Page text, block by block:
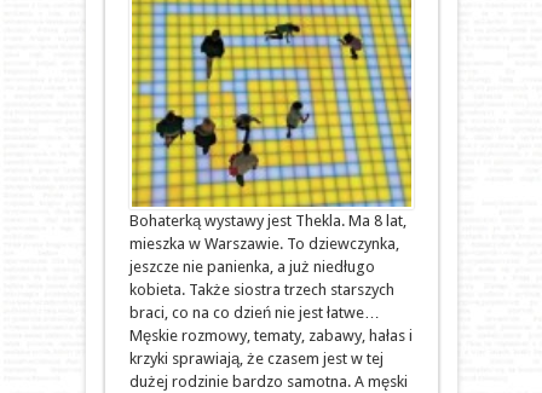
Bohaterką wystawy jest Thekla. Ma 8 lat,
mieszka w Warszawie. To dziewczynka,
jeszcze nie panienka, a już niedługo
kobieta. Także siostra trzech starszych
braci, co na co dzień nie jest łatwe…
Męskie rozmowy, tematy, zabawy, hałas i
krzyki sprawiają, że czasem jest w tej
dużej rodzinie bardzo samotna. A męski